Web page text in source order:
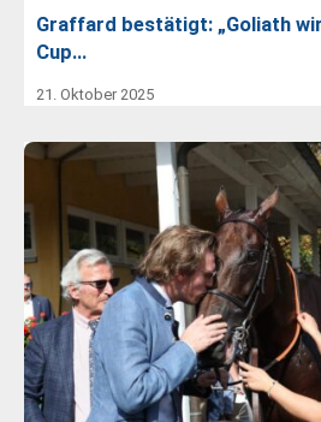
Graffard bestätigt: „Goliath
Cup…
21. Oktober 2025